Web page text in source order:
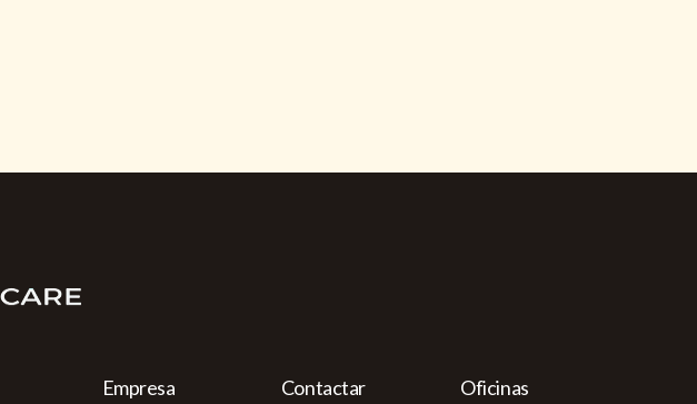
Empresa Contactar Oficinas